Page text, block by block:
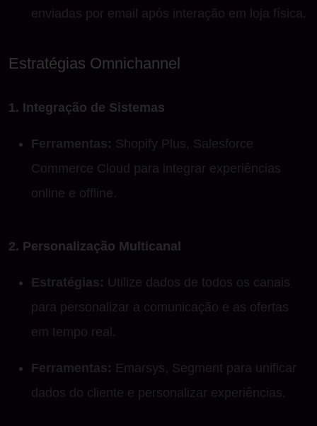
enviadas por email após interação em loja física.
Estratégias Omnichannel
1. Integração de Sistemas
Ferramentas: Shopify Plus, Salesforce
Commerce Cloud para integrar experiências
online e offline.
2. Personalização Multicanal
Estratégias: Utilize dados de todos os canais
para personalizar a comunicação e as ofertas
em tempo real.
Ferramentas: Emarsys, Segment para unificar
dados do cliente e personalizar experiências.